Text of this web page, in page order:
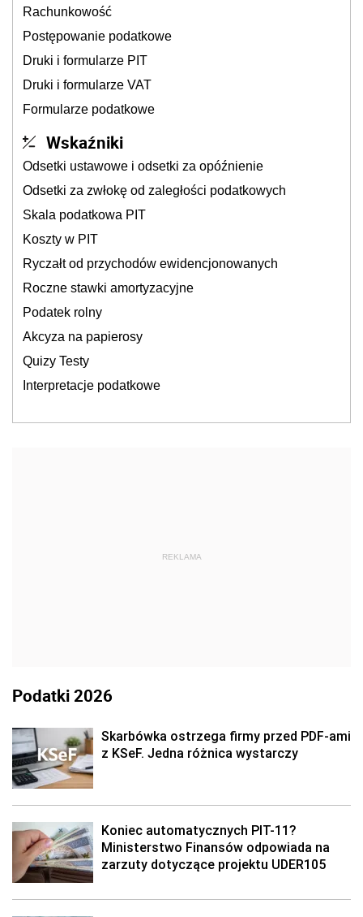
Rachunkowość
Postępowanie podatkowe
Druki i formularze PIT
Druki i formularze VAT
Formularze podatkowe
Wskaźniki
Odsetki ustawowe i odsetki za opóźnienie
Odsetki za zwłokę od zaległości podatkowych
Skala podatkowa PIT
Koszty w PIT
Ryczałt od przychodów ewidencjonowanych
Roczne stawki amortyzacyjne
Podatek rolny
Akcyza na papierosy
Quizy Testy
Interpretacje podatkowe
REKLAMA
Podatki 2026
Skarbówka ostrzega firmy przed PDF-ami
z KSeF. Jedna różnica wystarczy
Koniec automatycznych PIT-11?
Ministerstwo Finansów odpowiada na
zarzuty dotyczące projektu UDER105